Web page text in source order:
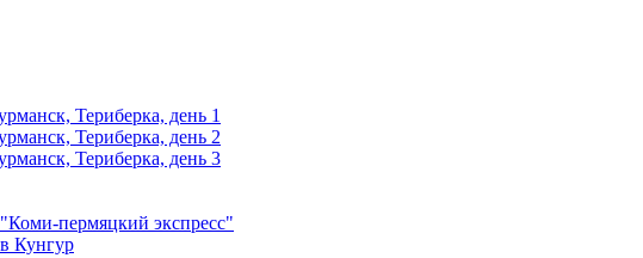
Териберка, день 1
Териберка, день 2
Териберка, день 3
пермяцкий экспресс"
Кунгур